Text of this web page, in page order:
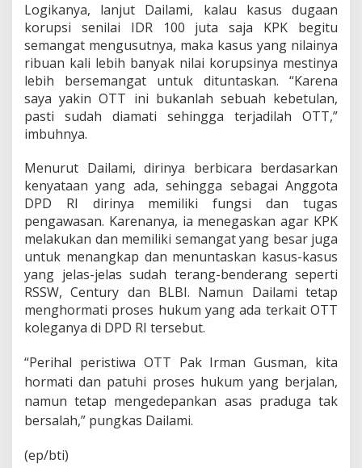
Logikanya, lanjut Dailami, kalau kasus dugaan
korupsi senilai IDR 100 juta saja KPK begitu
semangat mengusutnya, maka kasus yang nilainya
ribuan kali lebih banyak nilai korupsinya mestinya
lebih bersemangat untuk dituntaskan. “Karena
saya yakin OTT ini bukanlah sebuah kebetulan,
pasti sudah diamati sehingga terjadilah OTT,”
imbuhnya.
Menurut Dailami, dirinya berbicara berdasarkan
kenyataan yang ada, sehingga sebagai Anggota
DPD RI dirinya memiliki fungsi dan tugas
pengawasan. Karenanya, ia menegaskan agar KPK
melakukan dan memiliki semangat yang besar juga
untuk menangkap dan menuntaskan kasus-kasus
yang jelas-jelas sudah terang-benderang seperti
RSSW, Century dan BLBI. Namun Dailami tetap
menghormati proses hukum yang ada terkait OTT
koleganya di DPD RI tersebut.
“Perihal peristiwa OTT Pak Irman Gusman, kita
hormati dan patuhi proses hukum yang berjalan,
namun tetap mengedepankan asas praduga tak
bersalah,” pungkas Dailami.
(ep/bti)